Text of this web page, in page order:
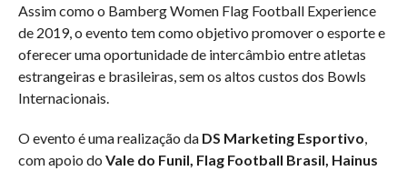
Assim como o Bamberg Women Flag Football Experience
de 2019, o evento tem como objetivo promover o esporte e
oferecer uma oportunidade de intercâmbio entre atletas
estrangeiras e brasileiras, sem os altos custos dos Bowls
Internacionais.
O evento é uma realização da DS Marketing Esportivo,
com apoio do Vale do Funil, Flag Football Brasil, Hainus